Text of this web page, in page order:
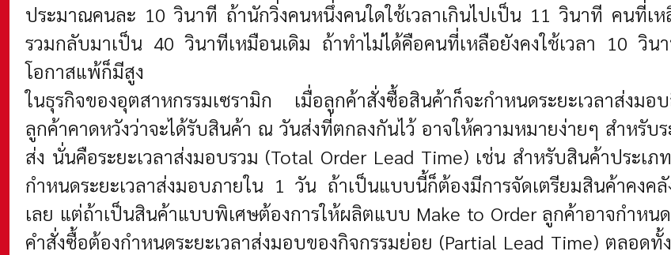
ประมาณคนละ 10 วินาที ถ้านักวิ่งคนหนึ่งคนใดใช้เวลาเกินไปเป็น 11 วินาที คนที่เห
รวมกลับมาเป็น 40 วินาทีเหมือนเดิม ถ้าทำไม่ได้คือคนที่เหลือยังคงใช้เวลา 10 วิน
โอกาสแพ้ก็มีสูง
ในธุรกิจของอุตสาหกรรมเซรามิก เมื่อลูกค้าสั่งซื้อสินค้าก็จะกำหนดระยะเวลาส่งม
ลูกค้าคาดหวังว่าจะได้รับสินค้า ณ วันส่งที่ตกลงกันไว้ อาจให้ความหมายง่ายๆ สำหรับ
ส่ง นั่นคือระยะเวลาส่งมอบรวม (Total Order Lead Time) เช่น สำหรับสินค้าประเ
กำหนดระยะเวลาส่งมอบภายใน 1 วัน ถ้าเป็นแบบนี้ก็ต้องมีการจัดเตรียมสินค้าคงค
เลย แต่ถ้าเป็นสินค้าแบบพิเศษต้องการให้ผลิตแบบ Make to Order ลูกค้าอาจกำหน
คำสั่งซื้อต้องกำหนดระยะเวลาส่งมอบของกิจกรรมย่อย (Partial Lead Time) ตลอด